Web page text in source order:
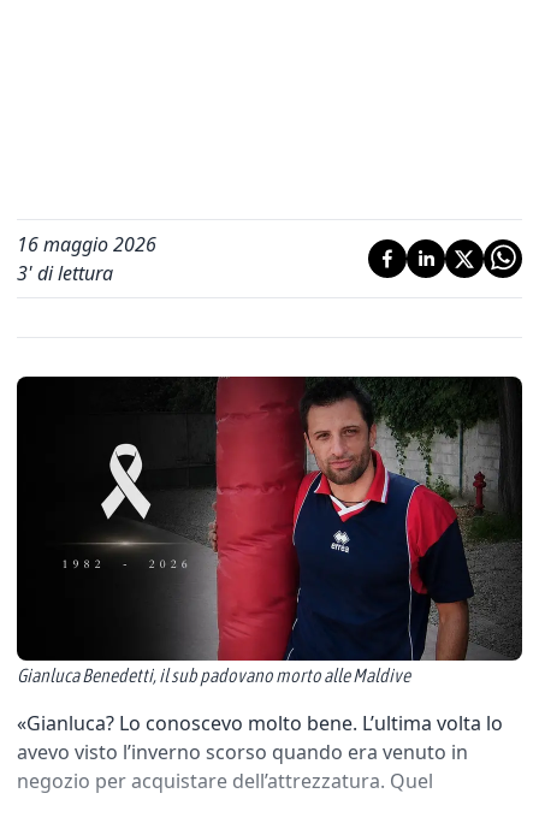
16 maggio 2026
3' di lettura
Gianluca Benedetti, il sub padovano morto alle Maldive
«Gianluca? Lo conoscevo molto bene. L’ultima volta lo
avevo visto l’inverno scorso quando era venuto in
negozio per acquistare dell’attrezzatura. Quel